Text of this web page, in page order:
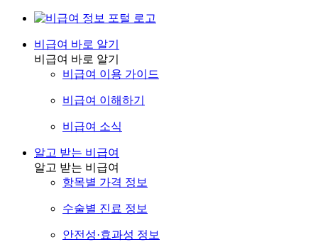
비급여 바로 알기
비급여 바로 알기
비급여 이용 가이드
비급여 이해하기
비급여 소식
알고 받는 비급여
알고 받는 비급여
항목별 가격 정보
수술별 진료 정보
안전성·효과성 정보